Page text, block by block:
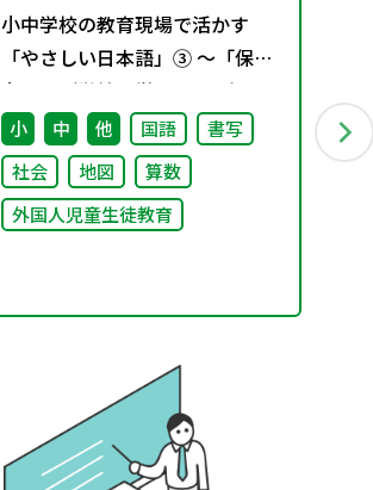
小中学校の教育現場で活かす
「やさしい日本語」③ ～「保護
者への（学校運営としての）や
さしい日本語」～
小 中 他 国語
書写
社会
地図
算数
外国人児童生徒教育